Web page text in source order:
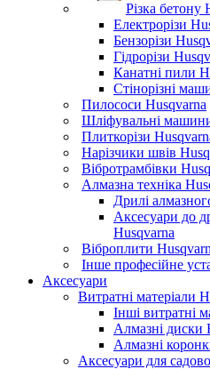
Різка бетону
Електрорізи
Бензорізи
Гідрорізи
Канатні пили
Стінорізні
Пилососи Husqvarna
Шліфувальні
Плиткорізи
Нарізчики швів
Вібротрамбівки
Алмазна техніка
Дрилі
Аксесуари до
Husqvarna
Віброплити
Інше професійне
Аксесуари
Витратні матеріали
Інші витратні
Алмазні диски
Алмазні
Аксесуари для